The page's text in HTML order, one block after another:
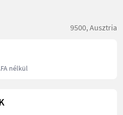
9500, Ausztria
nélkül